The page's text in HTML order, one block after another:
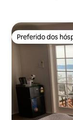
Preferido dos
Preferido dos